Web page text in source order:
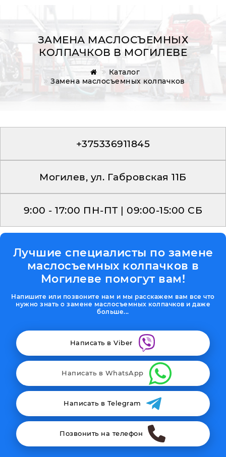
Обратная связь
ЗАМЕНА МАСЛОСЪЕМНЫХ
КОЛПАЧКОВ В МОГИЛЕВЕ
Каталог
Замена маслосъемных колпачков
+375336911845
Могилев, ул. Габровская 11Б
9:00 - 17:00 ПН-ПТ | 09:00-15:00 СБ
Лучшие специалисты по замене
маслосъемных колпачков в
Могилеве помогут вам!
Напишите или позвоните нам и мы расскажем вам все что
нужно знать о замене маслосъемных колпачков и даже
больше...
Написать в Viber
Написать в WhatsApp
Написать в Telegram
Позвонить на телефон